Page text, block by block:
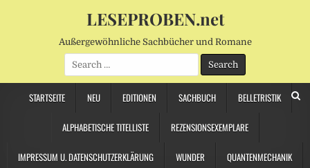
LESEPROBEN.net
Außergewöhnliche Sachbücher und Romane
Search
for:
STARTSEITE NEU EDITIONEN SACHBUCH BELLETRISTIK
ALPHABETISCHE TITELLISTE REZENSIONSEXEMPLARE
IMPRESSUM U. DATENSCHUTZERKLÄRUNG WUNDER QUANTENMECHANIK